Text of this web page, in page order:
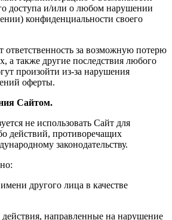
доступа и/или о любом нарушении
конфиденциальности своего
ответственность за возможную потерю
а также другие последствия любого
произойти из-за нарушения
оферты.
Сайтом.
не использовать Сайт для
действий, противоречащих
законодательству.
другого лица в качестве
направленные на нарушение